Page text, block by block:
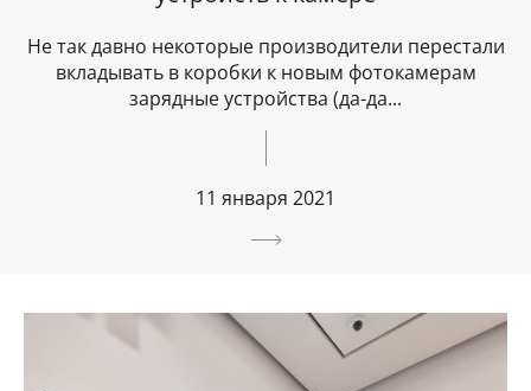
Не так давно некоторые производители перестали
вкладывать в коробки к новым фотокамерам
зарядные устройства (да-да...
11 января 2021